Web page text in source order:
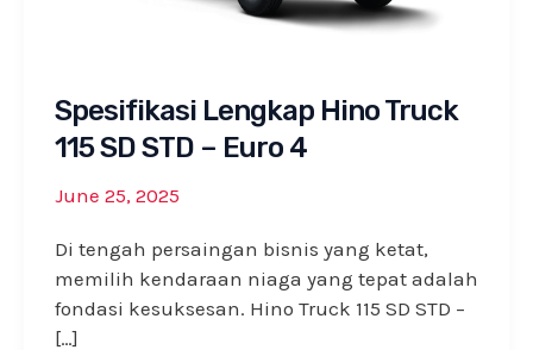
Spesifikasi Lengkap Hino Truck
115 SD STD – Euro 4
June 25, 2025
Di tengah persaingan bisnis yang ketat,
memilih kendaraan niaga yang tepat adalah
fondasi kesuksesan. Hino Truck 115 SD STD –
[…]